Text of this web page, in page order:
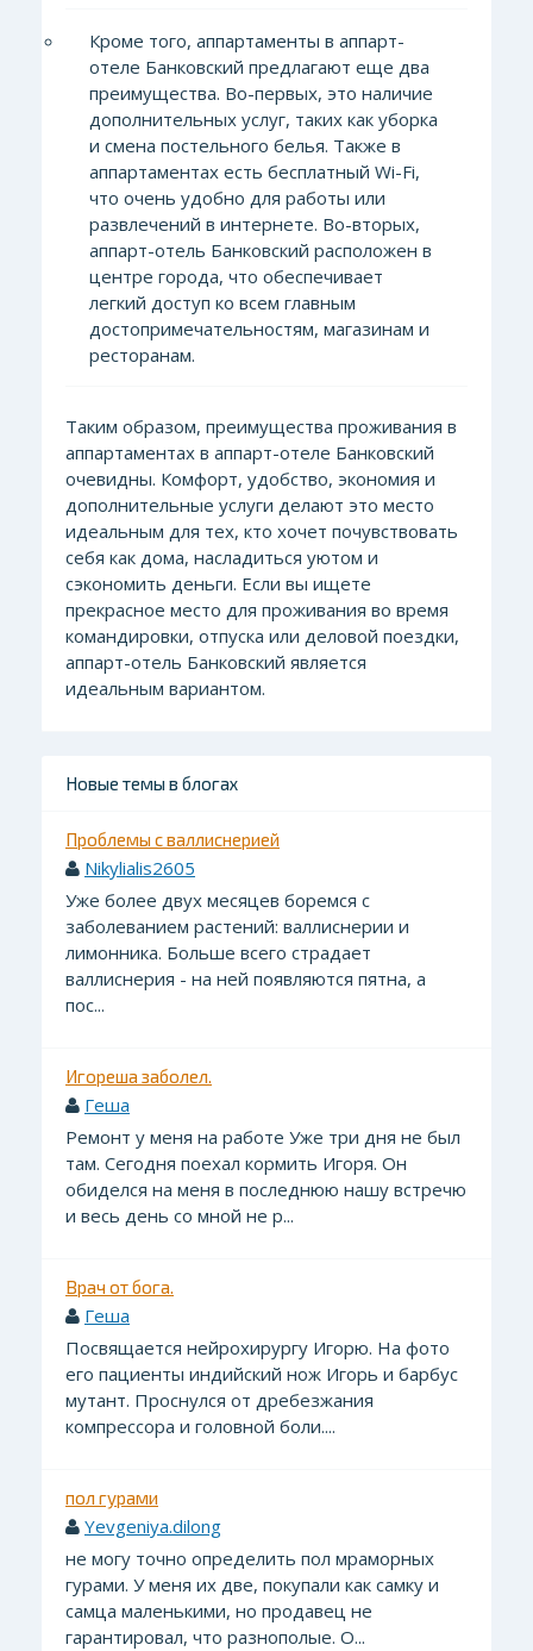
Кроме того, аппартаменты в аппарт-
отеле Банковский предлагают еще два
преимущества. Во-первых, это наличие
дополнительных услуг, таких как уборка
и смена постельного белья. Также в
аппартаментах есть бесплатный Wi-Fi,
что очень удобно для работы или
развлечений в интернете. Во-вторых,
аппарт-отель Банковский расположен в
центре города, что обеспечивает
легкий доступ ко всем главным
достопримечательностям, магазинам и
ресторанам.
Таким образом, преимущества проживания в
аппартаментах в аппарт-отеле Банковский
очевидны. Комфорт, удобство, экономия и
дополнительные услуги делают это место
идеальным для тех, кто хочет почувствовать
себя как дома, насладиться уютом и
сэкономить деньги. Если вы ищете
прекрасное место для проживания во время
командировки, отпуска или деловой поездки,
аппарт-отель Банковский является
идеальным вариантом.
Новые темы в блогах
Проблемы с валлиснерией
Nikylialis2605
Уже более двух месяцев боремся с
заболеванием растений: валлиснерии и
лимонника. Больше всего страдает
валлиснерия - на ней появляются пятна, а
пос...
Игореша заболел.
Геша
Ремонт у меня на работе Уже три дня не был
там. Сегодня поехал кормить Игоря. Он
обиделся на меня в последнюю нашу встречю
и весь день со мной не р...
Врач от бога.
Геша
Посвящается нейрохирургу Игорю. На фото
его пациенты индийский нож Игорь и барбус
мутант. Проснулся от дребезжания
компрессора и головной боли....
пол гурами
Yevgeniya.dilong
не могу точно определить пол мраморных
гурами. У меня их две, покупали как самку и
самца маленькими, но продавец не
гарантировал, что разнополые. О...